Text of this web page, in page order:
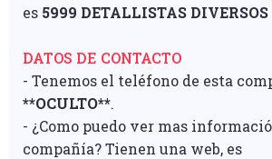
es 5999 DETALLISTAS DIVERSOS
DATOS DE CONTACTO
- Tenemos el teléfono de esta
**OCULTO**.
- ¿Como puedo ver mas
compañía? Tienen una web, es